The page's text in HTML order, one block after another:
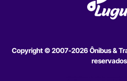
Copyright © 2007-2026 Ônibus &